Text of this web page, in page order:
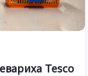
Tesco